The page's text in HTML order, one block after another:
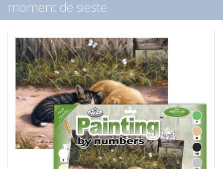
moment de sieste